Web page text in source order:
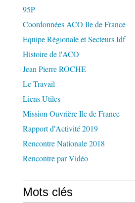
95P
Coordonnées ACO Ile de France
Equipe Régionale et Secteurs Idf
Histoire de l'ACO
Jean Pierre ROCHE
Le Travail
Liens Utiles
Mission Ouvrière Ile de France
Rapport d'Activité 2019
Rencontre Nationale 2018
Rencontre par Vidéo
Mots clés